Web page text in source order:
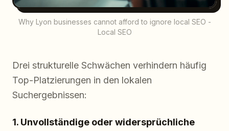
Why Lyon businesses cannot afford to ignore local SEO -
Local SEO
Drei strukturelle Schwächen verhindern häufig
Top-Platzierungen in den lokalen
Suchergebnissen:
1. Unvollständige oder widersprüchliche